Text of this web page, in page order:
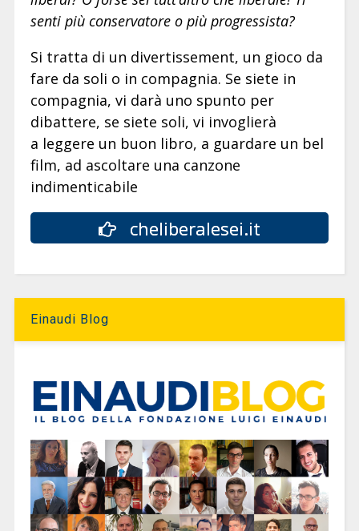
senti più conservatore o più progressista?
Si tratta di un divertissement, un gioco da
fare da soli o in compagnia. Se siete in
compagnia, vi darà uno spunto per
dibattere, se siete soli, vi invoglierà
a leggere un buon libro, a guardare un bel
film, ad ascoltare una canzone
indimenticabile
cheliberalesei.it
Einaudi Blog